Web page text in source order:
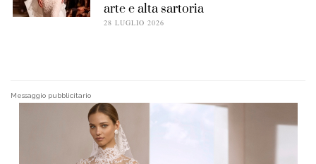
arte e alta sartoria
28 LUGLIO 2026
Messaggio pubblicitario